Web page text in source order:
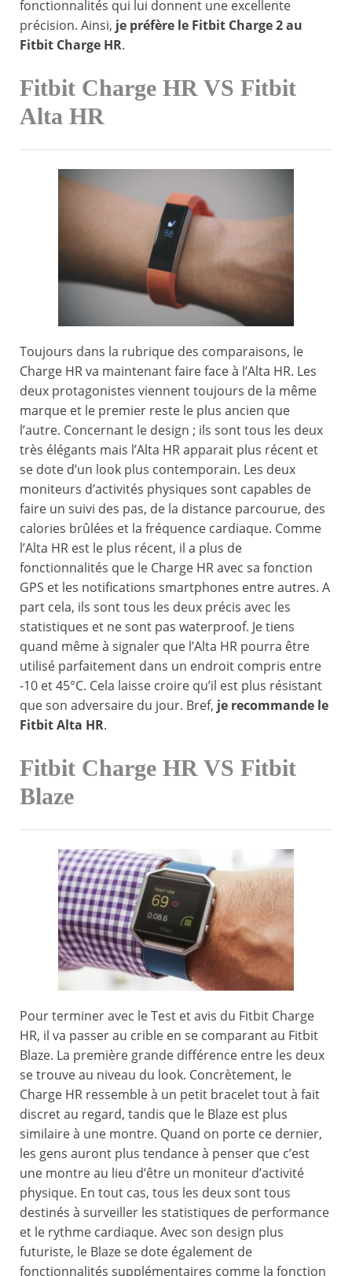
fonctionnalités qui lui donnent une excellente
précision. Ainsi, je préfère le Fitbit Charge 2 au
Fitbit Charge HR.
Fitbit Charge HR VS Fitbit
Alta HR
Toujours dans la rubrique des comparaisons, le
Charge HR va maintenant faire face à l’Alta HR. Les
deux protagonistes viennent toujours de la même
marque et le premier reste le plus ancien que
l’autre. Concernant le design ; ils sont tous les deux
très élégants mais l’Alta HR apparait plus récent et
se dote d’un look plus contemporain. Les deux
moniteurs d’activités physiques sont capables de
faire un suivi des pas, de la distance parcourue, des
calories brûlées et la fréquence cardiaque. Comme
l’Alta HR est le plus récent, il a plus de
fonctionnalités que le Charge HR avec sa fonction
GPS et les notifications smartphones entre autres. A
part cela, ils sont tous les deux précis avec les
statistiques et ne sont pas waterproof. Je tiens
quand même à signaler que l’Alta HR pourra être
utilisé parfaitement dans un endroit compris entre
-10 et 45°C. Cela laisse croire qu’il est plus résistant
que son adversaire du jour. Bref, je recommande le
Fitbit Alta HR.
Fitbit Charge HR VS Fitbit
Blaze
Pour terminer avec le Test et avis du Fitbit Charge
HR, il va passer au crible en se comparant au Fitbit
Blaze. La première grande différence entre les deux
se trouve au niveau du look. Concrètement, le
Charge HR ressemble à un petit bracelet tout à fait
discret au regard, tandis que le Blaze est plus
similaire à une montre. Quand on porte ce dernier,
les gens auront plus tendance à penser que c’est
une montre au lieu d’être un moniteur d’activité
physique. En tout cas, tous les deux sont tous
destinés à surveiller les statistiques de performance
et le rythme cardiaque. Avec son design plus
futuriste, le Blaze se dote également de
fonctionnalités supplémentaires comme la fonction